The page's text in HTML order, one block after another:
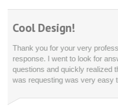
own
I
Thank you
response. I
questions
was